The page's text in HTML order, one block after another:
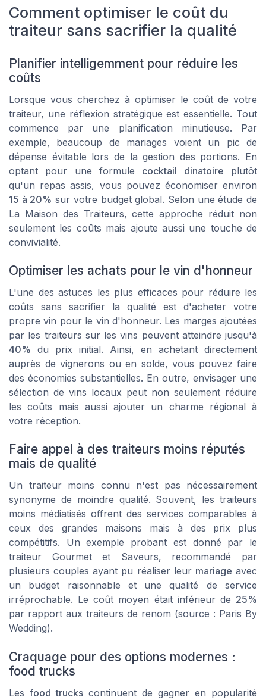
Comment optimiser le coût du
traiteur sans sacrifier la qualité
Planifier intelligemment pour réduire les
coûts
Lorsque vous cherchez à optimiser le coût de votre
traiteur, une réflexion stratégique est essentielle. Tout
commence par une planification minutieuse. Par
exemple, beaucoup de mariages voient un pic de
dépense évitable lors de la gestion des portions. En
optant pour une formule cocktail dinatoire plutôt
qu'un repas assis, vous pouvez économiser environ
15 à 20% sur votre budget global. Selon une étude de
La Maison des Traiteurs, cette approche réduit non
seulement les coûts mais ajoute aussi une touche de
convivialité.
Optimiser les achats pour le vin d'honneur
L'une des astuces les plus efficaces pour réduire les
coûts sans sacrifier la qualité est d'acheter votre
propre vin pour le vin d'honneur. Les marges ajoutées
par les traiteurs sur les vins peuvent atteindre jusqu'à
40% du prix initial. Ainsi, en achetant directement
auprès de vignerons ou en solde, vous pouvez faire
des économies substantielles. En outre, envisager une
sélection de vins locaux peut non seulement réduire
les coûts mais aussi ajouter un charme régional à
votre réception.
Faire appel à des traiteurs moins réputés
mais de qualité
Un traiteur moins connu n'est pas nécessairement
synonyme de moindre qualité. Souvent, les traiteurs
moins médiatisés offrent des services comparables à
ceux des grandes maisons mais à des prix plus
compétitifs. Un exemple probant est donné par le
traiteur Gourmet et Saveurs, recommandé par
plusieurs couples ayant pu réaliser leur mariage avec
un budget raisonnable et une qualité de service
irréprochable. Le coût moyen était inférieur de 25%
par rapport aux traiteurs de renom (source : Paris By
Wedding).
Craquage pour des options modernes :
food trucks
Les food trucks continuent de gagner en popularité